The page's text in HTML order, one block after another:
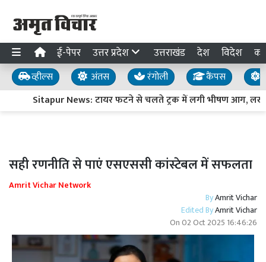
ई-पेपर उत्तर प्रदेश उत्तराखंड देश विदेश
व्हील्स अंतस रंगोली कैंपस
Sitapur News: टायर फटने से चलते ट्रक में लगी भीषण आग,
सही रणनीति से पाएं एसएससी कांस्टेबल में सफलता
Amrit Vichar Network
ByAmrit Vichar
Edited ByAmrit Vichar
On02 Oct 2025 16:46:26